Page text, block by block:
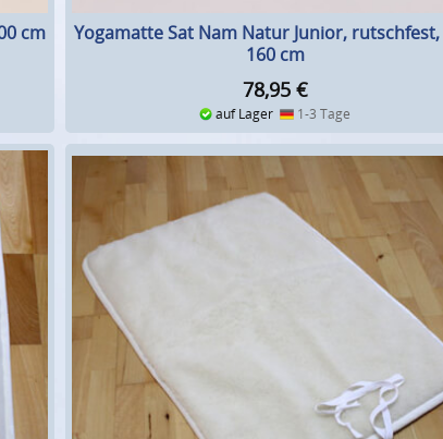
cm
Yogamatte Sat Nam Natur Junior, rutschfest,
160 cm
78,95 €
auf Lager 1-3 Tage